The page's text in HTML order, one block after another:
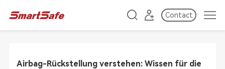
Contact
Airbag-Rückstellung verstehen: Wissen für die